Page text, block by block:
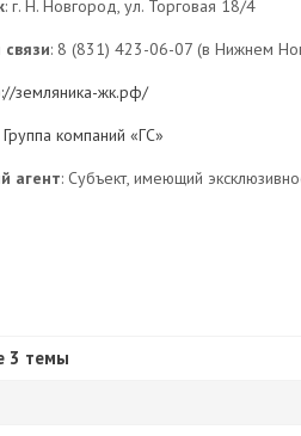
: г. Н. Новгород, ул. Торговая 18/4
: 8 (831) 423-06-07 (в Нижнем
земляника-жк.рф/
Группа компаний «ГС»
агент: Субъект, имеющий
3 темы